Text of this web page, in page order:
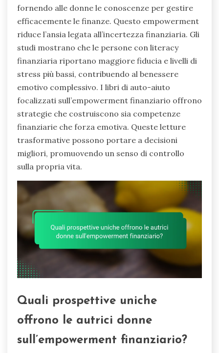
fornendo alle donne le conoscenze per gestire
efficacemente le finanze. Questo empowerment
riduce l’ansia legata all’incertezza finanziaria. Gli
studi mostrano che le persone con literacy
finanziaria riportano maggiore fiducia e livelli di
stress più bassi, contribuendo al benessere
emotivo complessivo. I libri di auto-aiuto
focalizzati sull’empowerment finanziario offrono
strategie che costruiscono sia competenze
finanziarie che forza emotiva. Queste letture
trasformative possono portare a decisioni
migliori, promuovendo un senso di controllo
sulla propria vita.
Quali prospettive uniche
offrono le autrici donne
sull’empowerment finanziario?